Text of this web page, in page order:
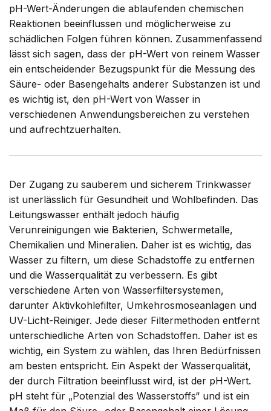
pH-Wert-Änderungen die ablaufenden chemischen
Reaktionen beeinflussen und möglicherweise zu
schädlichen Folgen führen können. Zusammenfassend
lässt sich sagen, dass der pH-Wert von reinem Wasser
ein entscheidender Bezugspunkt für die Messung des
Säure- oder Basengehalts anderer Substanzen ist und
es wichtig ist, den pH-Wert von Wasser in
verschiedenen Anwendungsbereichen zu verstehen
und aufrechtzuerhalten.
Der Zugang zu sauberem und sicherem Trinkwasser
ist unerlässlich für Gesundheit und Wohlbefinden. Das
Leitungswasser enthält jedoch häufig
Verunreinigungen wie Bakterien, Schwermetalle,
Chemikalien und Mineralien. Daher ist es wichtig, das
Wasser zu filtern, um diese Schadstoffe zu entfernen
und die Wasserqualität zu verbessern. Es gibt
verschiedene Arten von Wasserfiltersystemen,
darunter Aktivkohlefilter, Umkehrosmoseanlagen und
UV-Licht-Reiniger. Jede dieser Filtermethoden entfernt
unterschiedliche Arten von Schadstoffen. Daher ist es
wichtig, ein System zu wählen, das Ihren Bedürfnissen
am besten entspricht. Ein Aspekt der Wasserqualität,
der durch Filtration beeinflusst wird, ist der pH-Wert.
pH steht für „Potenzial des Wasserstoffs“ und ist ein